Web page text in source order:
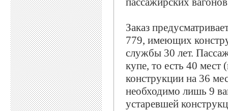
Заказ
779, имеющих
службы 30 лет.
купе, то есть 40 мест
конструкции на 36
необходимо лишь 9
устаревшей